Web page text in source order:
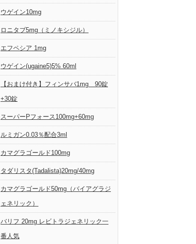
ウゲイン10mg
ロニタブ5mg（ミノキシジル）
エフペシア 1mg
ウゲイン(ugaine5)5% 60ml
【おまけ付き】フィンサバ1mg 90錠
+30錠
スーパーPフォース100mg+60mg
ルミガン0.03％配合3ml
カマグラゴールド100mg
タダリスタ(Tadalista)20mg/40mg
カマグラゴールド50mg（バイアグラジ
ェネリック）
バリフ 20mg レビトラジェネリック一
番人気